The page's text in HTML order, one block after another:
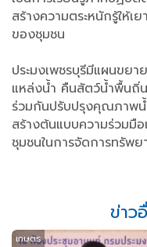
สร้างความตระหนักรู้ให้เ
ของชุมชน
ประมงเพชรบุรีมีแผนขย
แหล่งน้ำ คืนสัตว์น้ำพื้นถิ่
ร่วมกันปรับปรุงคุณภาพน้
สร้างต้นแบบความร่วมมื
ชุมชนในการจัดการทรัพ
ข่าว
เกษตร